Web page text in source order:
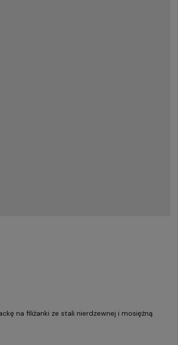
na filiżanki ze stali nierdzewnej i mosiężną